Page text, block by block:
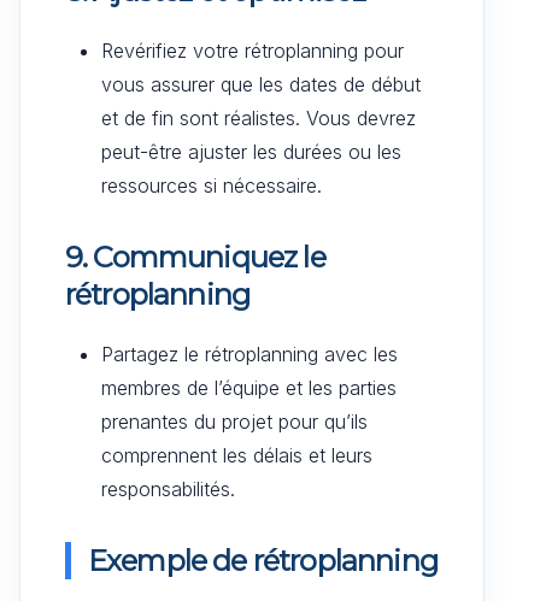
Revérifiez votre rétroplanning pour
vous assurer que les dates de début
et de fin sont réalistes. Vous devrez
peut-être ajuster les durées ou les
ressources si nécessaire.
9. Communiquez le
rétroplanning
Partagez le rétroplanning avec les
membres de l’équipe et les parties
prenantes du projet pour qu’ils
comprennent les délais et leurs
responsabilités.
Exemple de rétroplanning